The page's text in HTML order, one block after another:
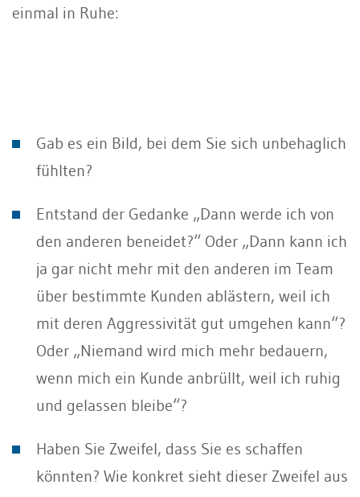
einmal in Ruhe:
Gab es ein Bild, bei dem Sie sich unbehaglich
fühlten?
Entstand der Gedanke „Dann werde ich von
den anderen beneidet?“ Oder „Dann kann ich
ja gar nicht mehr mit den anderen im Team
über bestimmte Kunden ablästern, weil ich
mit deren Aggressivität gut umgehen kann“?
Oder „Niemand wird mich mehr bedauern,
wenn mich ein Kunde anbrüllt, weil ich ruhig
und gelassen bleibe“?
Haben Sie Zweifel, dass Sie es schaffen
könnten? Wie konkret sieht dieser Zweifel aus